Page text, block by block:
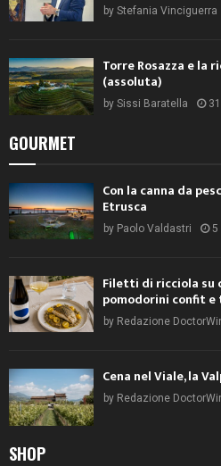
by Stefania Vinciguerra
Torre Rosazza e la
(assoluta)
by Sissi Baratella
GOURMET
Con la canna da
Etrusca
by Paolo Valdastri 5
Filetti di ricciola su
pomodorini confit e
by Redazione
Cena nel Viale, la
by Redazione
SHOP